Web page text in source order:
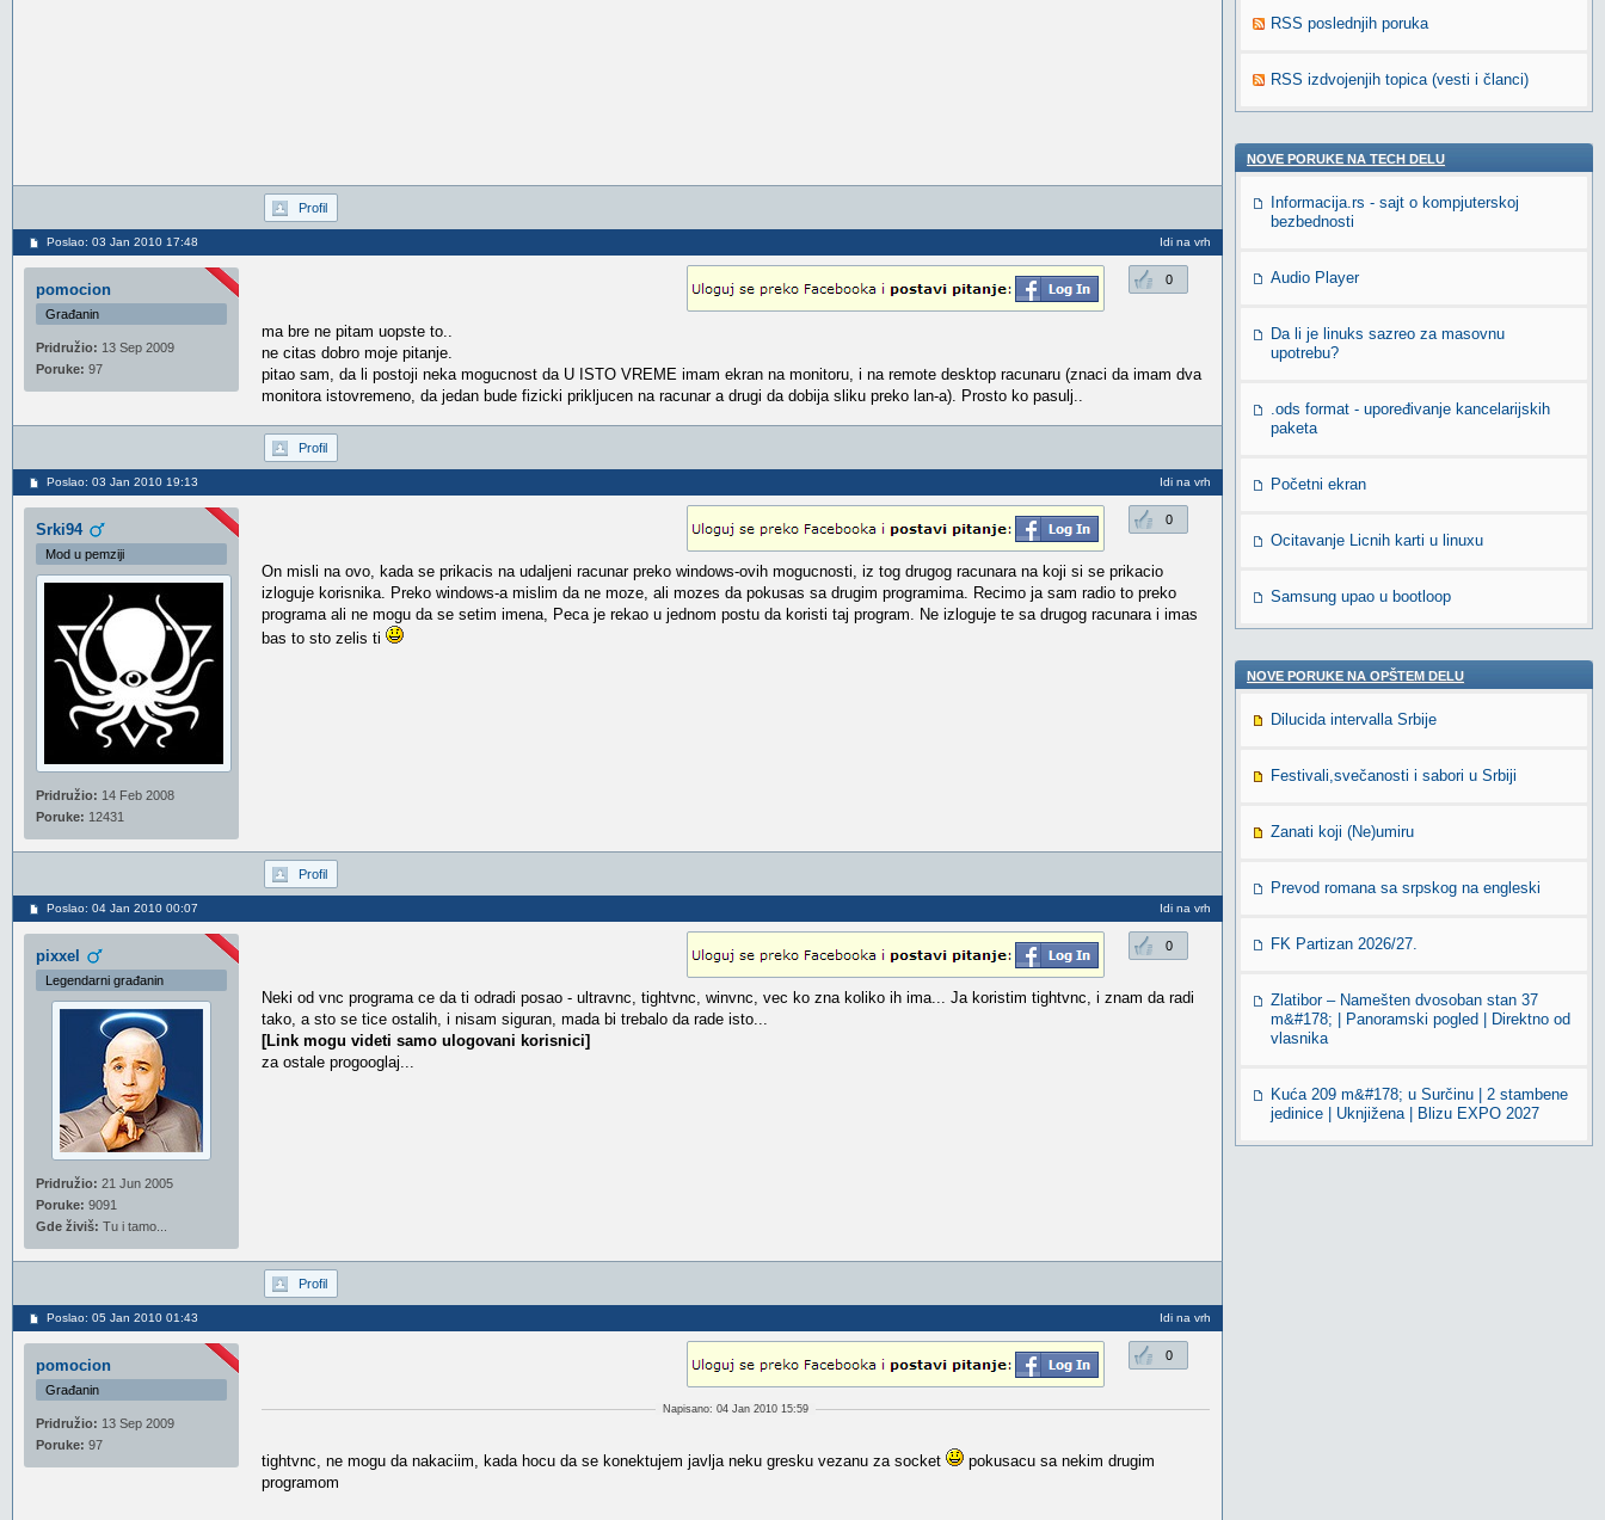
Profil
Poslao: 03 Jan 2010 17:48 Idi na vrh
pomocion
Građanin
Pridružio: 13 Sep 2009
Poruke: 97
0
ma bre ne pitam uopste to..
ne citas dobro moje pitanje.
pitao sam, da li postoji neka mogucnost da U ISTO VREME imam ekran na monitoru, i na remote desktop racunaru (znaci da imam dva
monitora istovremeno, da jedan bude fizicki prikljucen na racunar a drugi da dobija sliku preko lan-a). Prosto ko pasulj..
Profil
Poslao: 03 Jan 2010 19:13 Idi na vrh
Srki94
Mod u pemziji
Pridružio: 14 Feb 2008
Poruke: 12431
0
On misli na ovo, kada se prikacis na udaljeni racunar preko windows-ovih mogucnosti, iz tog drugog racunara na koji si se prikacio
izloguje korisnika. Preko windows-a mislim da ne moze, ali mozes da pokusas sa drugim programima. Recimo ja sam radio to preko
programa ali ne mogu da se setim imena, Peca je rekao u jednom postu da koristi taj program. Ne izloguje te sa drugog racunara i imas
bas to sto zelis ti
Profil
Poslao: 04 Jan 2010 00:07 Idi na vrh
pixxel
Legendarni građanin
Pridružio: 21 Jun 2005
Poruke: 9091
Gde živiš: Tu i tamo...
0
Neki od vnc programa ce da ti odradi posao - ultravnc, tightvnc, winvnc, vec ko zna koliko ih ima... Ja koristim tightvnc, i znam da radi
tako, a sto se tice ostalih, i nisam siguran, mada bi trebalo da rade isto...
[Link mogu videti samo ulogovani korisnici]
za ostale progooglaj...
Profil
Poslao: 05 Jan 2010 01:43 Idi na vrh
pomocion
Građanin
Pridružio: 13 Sep 2009
Poruke: 97
0
Napisano: 04 Jan 2010 15:59
tightvnc, ne mogu da nakaciim, kada hocu da se konektujem javlja neku gresku vezanu za socket
pokusacu sa nekim drugim
programom
RSS poslednjih poruka
RSS izdvojenjih topica (vesti i članci)
NOVE PORUKE NA TECH DELU
Informacija.rs - sajt o kompjuterskoj
bezbednosti
Audio Player
Da li je linuks sazreo za masovnu
upotrebu?
.ods format - upoređivanje kancelarijskih
paketa
Početni ekran
Ocitavanje Licnih karti u linuxu
Samsung upao u bootloop
NOVE PORUKE NA OPŠTEM DELU
Dilucida intervalla Srbije
Festivali,svečanosti i sabori u Srbiji
Zanati koji (Ne)umiru
Prevod romana sa srpskog na engleski
FK Partizan 2026/27.
Zlatibor – Namešten dvosoban stan 37
m&#178; | Panoramski pogled | Direktno od
vlasnika
Kuća 209 m&#178; u Surčinu | 2 stambene
jedinice | Uknjižena | Blizu EXPO 2027